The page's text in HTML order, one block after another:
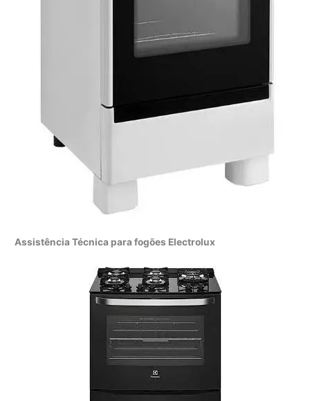
Assistência Técnica para fogões Electrolux